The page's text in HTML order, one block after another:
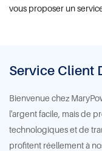
vous proposer un
Service Client
Bienvenue chez
l'argent facile, mais de
technologiques et de
profitent réellement à